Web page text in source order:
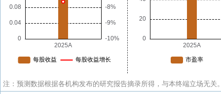
注：预测数据根据各机构发布的研究报告摘录所得，与本终端立场无